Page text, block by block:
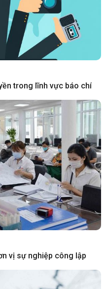
trong lĩnh vực báo chí
vị sự nghiệp công lập